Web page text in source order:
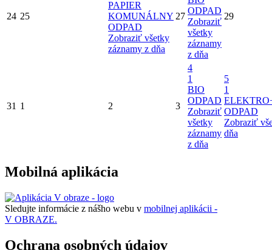
24 25
PAPIER
KOMUNÁLNY
ODPAD
Zobraziť všetky
záznamy z dňa
27
ODPAD
Zobraziť
všetky
záznamy
z dňa
29
31 1 2 3
4
1
BIO
ODPAD
Zobraziť
všetky
záznamy
z dňa
5
1
ODPAD
Zobraziť
dňa
Mobilná aplikácia
Sledujte informácie z nášho webu v mobilnej aplikácii -
V OBRAZE.
Ochrana osobných údajov